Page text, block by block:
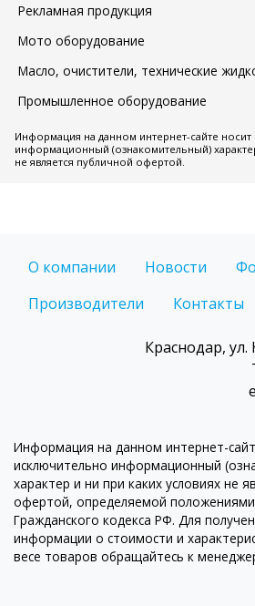
Рекламная продукция
Мото оборудование
Масло, очистители, технические
Промышленное оборудование
Информация на данном интернет-сайте
информационный (ознакомительный)
не является публичной офертой.
О компании Новости
Производители
Контакты
Краснодар, ул.
Информация на данном интернет-
исключительно информационный
характер и ни при каких условиях не
офертой, определяемой
Гражданского кодекса РФ. Для
информации о стоимости и
весе товаров обращайтесь к